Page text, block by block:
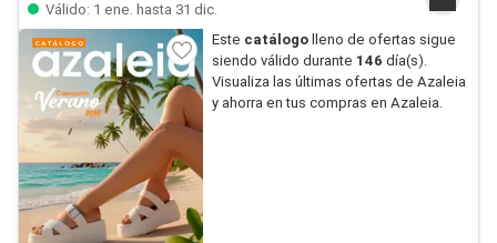
Válido: 1 ene. hasta 31 dic.
Este catálogo lleno de ofertas sigue
siendo válido durante 146 día(s).
Visualiza las últimas ofertas de Azaleia
y ahorra en tus compras en Azaleia.